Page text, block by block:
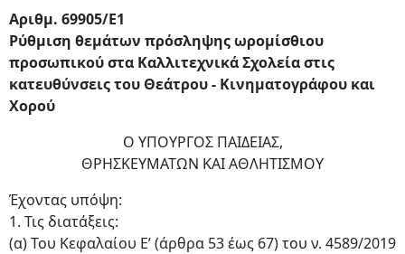
Αριθμ. 69905/Ε1
Ρύθμιση θεμάτων πρόσληψης ωρομίσθιου
προσωπικού στα Καλλιτεχνικά Σχολεία στις
κατευθύνσεις του Θεάτρου - Κινηματογράφου και
Χορού
Ο ΥΠΟΥΡΓΟΣ ΠΑΙΔΕΙΑΣ,
ΘΡΗΣΚΕΥΜΑΤΩΝ ΚΑΙ ΑΘΛΗΤΙΣΜΟΥ
Έχοντας υπόψη:
1. Τις διατάξεις:
(α) Του Κεφαλαίου Ε’ (άρθρα 53 έως 67) του ν. 4589/2019